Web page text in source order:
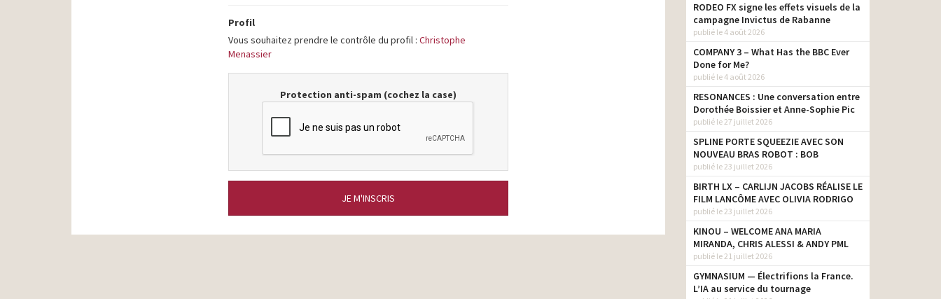
Profil
Vous souhaitez prendre le contrôle du profil : Christophe
Menassier
Protection anti-spam (cochez la case)
JE M'INSCRIS
RODEO FX signe les effets visuels de la
campagne Invictus de Rabanne
publié le 4 août 2026
COMPANY 3 – What Has the BBC Ever
Done for Me?
publié le 4 août 2026
RESONANCES : Une conversation entre
Dorothée Boissier et Anne-Sophie Pic
publié le 27 juillet 2026
SPLINE PORTE SQUEEZIE AVEC SON
NOUVEAU BRAS ROBOT : BOB
publié le 23 juillet 2026
BIRTH LX – CARLIJN JACOBS RÉALISE LE
FILM LANCÔME AVEC OLIVIA RODRIGO
publié le 23 juillet 2026
KINOU – WELCOME ANA MARIA
MIRANDA, CHRIS ALESSI & ANDY PML
publié le 21 juillet 2026
GYMNASIUM — Électrifions la France.
L’IA au service du tournage